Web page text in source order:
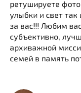
ретушируете
улыбки и свет так
за вас!!! Любим
субъективно,
архиважной
семей в память